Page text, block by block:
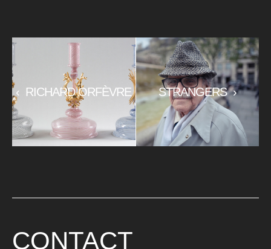
‹ RICHARD ORFÈVRE ›
STRANGERS
CONTACT